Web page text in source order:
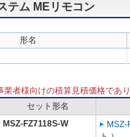
テム MEリモコン
形名
者様向けの積算見積価格であ
セット形名
MSZ-FZ7118S-W
MSZ-